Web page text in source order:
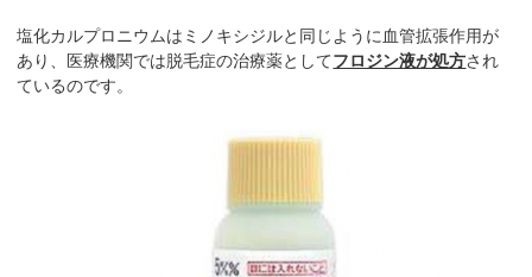
塩化カルプロニウムはミノキシジルと同じように血管拡張作用が
あり、医療機関では脱毛症の治療薬としてフロジン液が処方され
ているのです。